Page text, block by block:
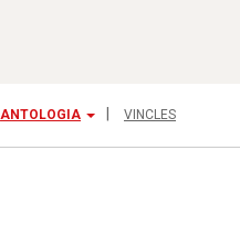
ANTOLOGIA VINCLES